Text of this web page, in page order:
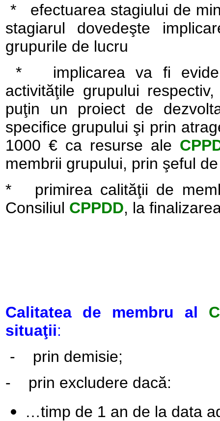
* efectuarea stagiului de
stagiarul dovedeşte
grupurile de lucru
* implicarea va fi
activităţile grupului
puţin un proiect de
specifice grupului şi prin
1000 € ca resurse ale
membrii grupului, prin şeful
* primirea calităţii de
Consiliul CPPDD, la
Calitatea de membru al
situaţii:
- prin demisie;
- prin excludere dacă:
…timp de 1 an de la data